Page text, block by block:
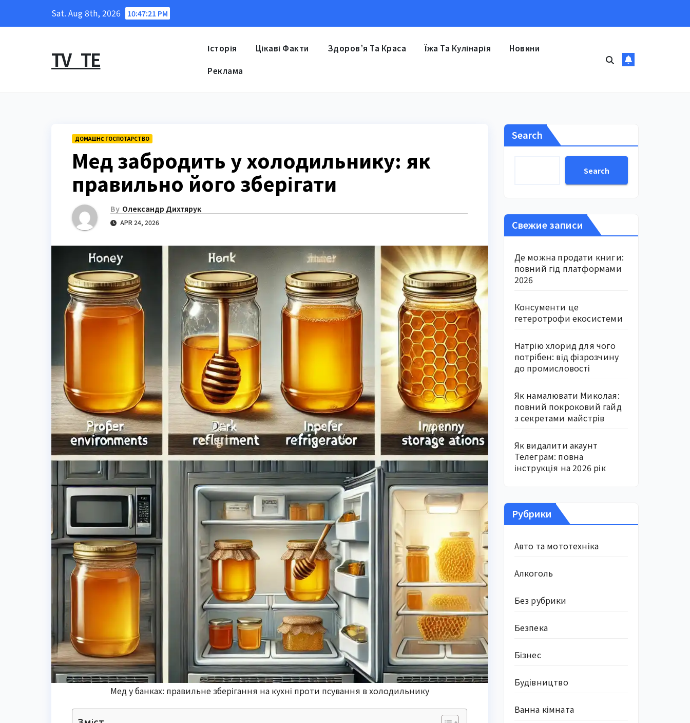
Sat. Aug 8th, 2026 10:47:22 PM
TV_TE Історія Цікаві Факти Здоров’я Та Краса Їжа Та Кулінарія Новини
Реклама
ДОМАШНЄ ГОСПОТАРСТВО
Мед забродить у холодильнику: як
правильно його зберігати
By Олександр Дихтярук
APR 24, 2026
Мед у банках: правильне зберігання на кухні проти псування в холодильнику
Search
Search
Свежие записи
Де можна продати книги:
повний гід платформами
2026
Консументи це
гетеротрофи екосистеми
Натрію хлорид для чого
потрібен: від фізрозчину
до промисловості
Як намалювати Миколая:
повний покроковий гайд
з секретами майстрів
Як видалити акаунт
Телеграм: повна
інструкція на 2026 рік
Рубрики
Авто та мототехніка
Алкоголь
Без рубрики
Безпека
Бізнес
Будівництво
Ванна кімната